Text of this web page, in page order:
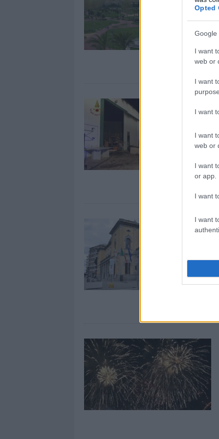
Opted
Google
I want
web or
I want
I want
I want
web or
I want
or app.
I want
I want